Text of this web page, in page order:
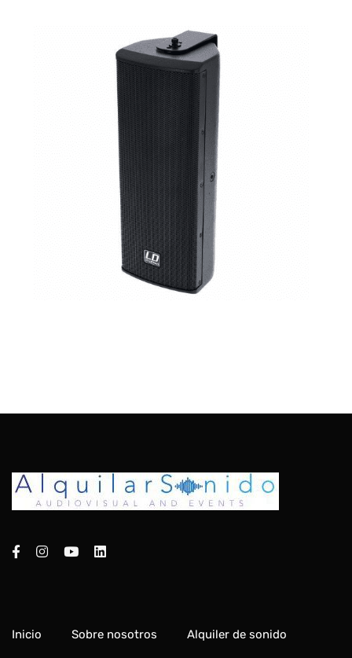
Inicio Sobre nosotros Alquiler de sonido